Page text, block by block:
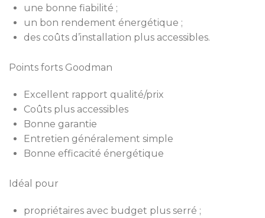
une bonne fiabilité ;
un bon rendement énergétique ;
des coûts d’installation plus accessibles.
Points forts Goodman
Excellent rapport qualité/prix
Coûts plus accessibles
Bonne garantie
Entretien généralement simple
Bonne efficacité énergétique
Idéal pour
propriétaires avec budget plus serré ;